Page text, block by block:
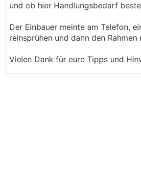
und ob hier Handlungsbedarf
Der Einbauer meinte am Telefon,
reinsprühen und dann den Rahmen
Vielen Dank für eure Tipps und